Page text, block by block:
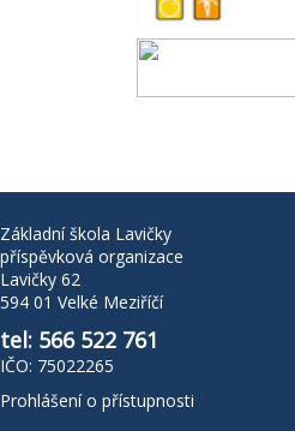
Základní škola Lavičky
příspěvková organizace
Lavičky 62
594 01 Velké Meziříčí
tel: 566 522 761
IČO: 75022265
Prohlášení o přístupnosti